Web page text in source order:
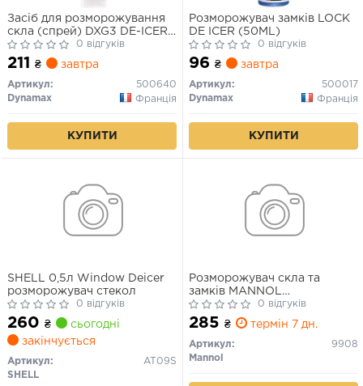
Засіб для розморожування
скла (спрей) DXG3 DE-ICER
(500ML)
0 відгуків
211 ₴ завтра
Артикул:
500640
Dynamax
Франція
КУПИТИ
Розморожувач замків LOCK
DE ICER (50ML)
0 відгуків
96 ₴ завтра
Артикул:
500017
Dynamax
Франція
КУПИТИ
SHELL 0,5л Window Deicer
розморожувач стекол
0 відгуків
260 ₴
сьогодні
закінчується
Артикул:
AT09S
SHELL
Розморожувач скла та
замків MANNOL
Defroster(аерозоль), 450мл.
0 відгуків
285 ₴ термін 7 дн.
Артикул:
9908
Mannol